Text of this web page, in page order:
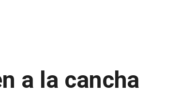
a la cancha